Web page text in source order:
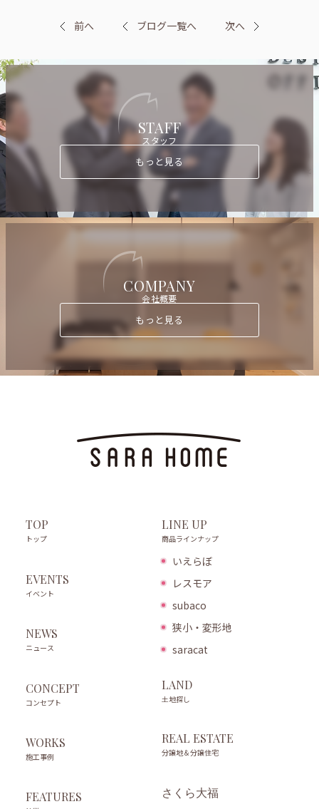
前へ ブログ一覧へ 次へ
STAFF
スタッフ
もっと見る
COMPANY
会社概要
もっと見る
TOP
トップ
EVENTS
イベント
NEWS
ニュース
CONCEPT
コンセプト
WORKS
施工事例
FEATURES
LINE UP
商品ラインナップ
いえらぼ
レスモア
subaco
狭小・変形地
saracat
LAND
土地探し
REAL ESTATE
分譲地＆分譲住宅
さくら大福